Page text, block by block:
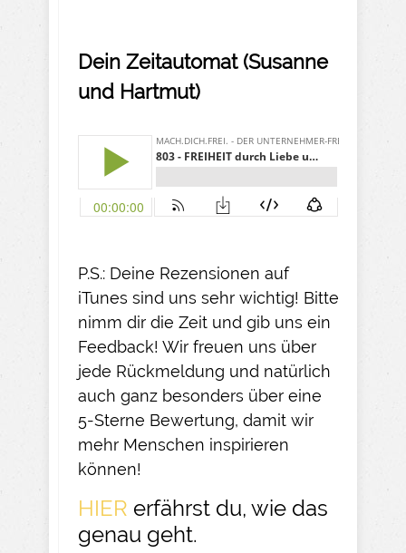
Dein Zeitautomat (Susanne
und Hartmut)
P.S.: Deine Rezensionen auf
iTunes sind uns sehr wichtig! Bitte
nimm dir die Zeit und gib uns ein
Feedback! Wir freuen uns über
jede Rückmeldung und natürlich
auch ganz besonders über eine
5-Sterne Bewertung, damit wir
mehr Menschen inspirieren
können!
HIER erfährst du, wie das
genau geht.